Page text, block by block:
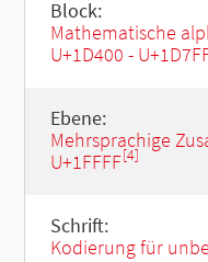
Block:
Mathematische
U+1D400 -
Ebene:
Mehrsprachige
U+1FFFF[4]
Schrift:
Kodierung für